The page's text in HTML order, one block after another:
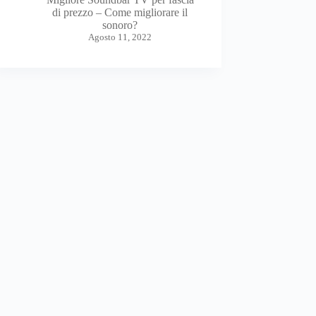
di prezzo – Come migliorare il
sonoro?
Agosto 11, 2022